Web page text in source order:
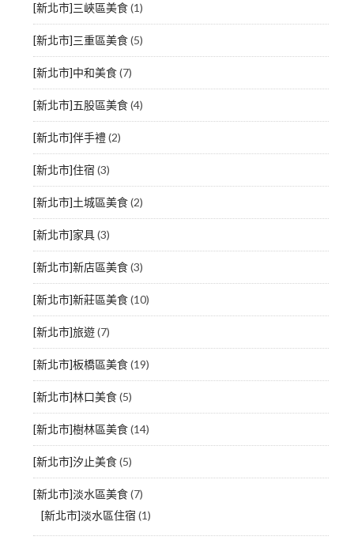
[新北市]三峽區美食(1)
[新北市]三重區美食(5)
[新北市]中和美食(7)
[新北市]五股區美食(4)
[新北市]伴手禮(2)
[新北市]住宿 (3)
[新北市]土城區美食(2)
[新北市]家具(3)
[新北市]新店區美食(3)
[新北市]新莊區美食(10)
[新北市]旅遊(7)
[新北市]板橋區美食(19)
[新北市]林口美食(5)
[新北市]樹林區美食(14)
[新北市]汐止美食(5)
[新北市]淡水區美食(7)
[新北市]淡水區住宿 (1)